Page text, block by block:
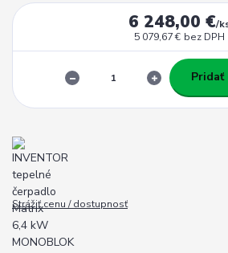
6 248,00 €/
5 079,67 € bez DPH
Pridať
Strážiť cenu / dostupnosť